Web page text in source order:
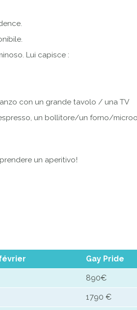
Lui capisce :
con un grande tavolo / una TV
un bollitore/un forno/
un aperitivo!
Gay Pride
890€
1790 €